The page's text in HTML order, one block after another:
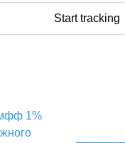
Start tracking